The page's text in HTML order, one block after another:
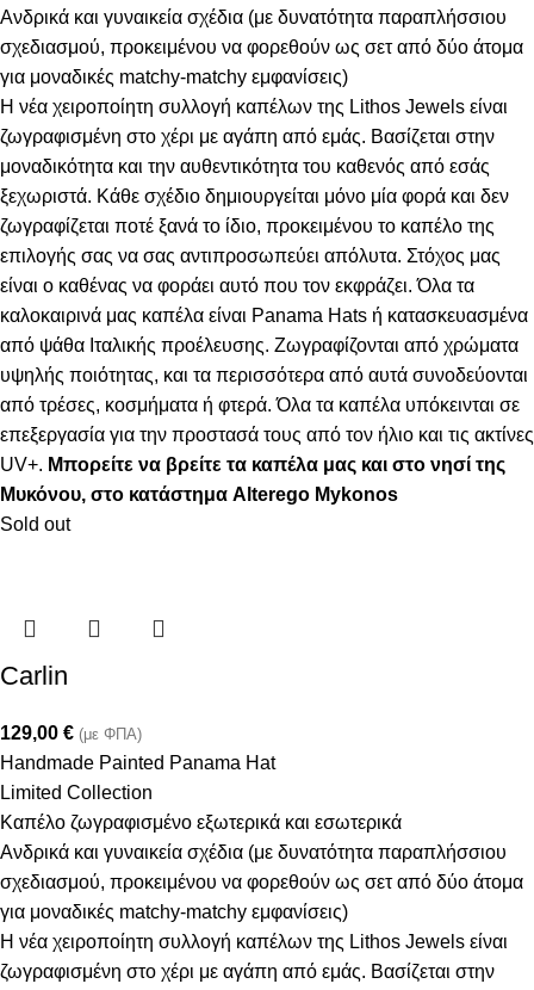
Ανδρικά και γυναικεία σχέδια (με δυνατότητα παραπλήσσιου
σχεδιασμού, προκειμένου να φορεθούν ως σετ από δύο άτομα
για μοναδικές matchy-matchy εμφανίσεις)
Η νέα χειροποίητη συλλογή καπέλων της Lithos Jewels είναι
ζωγραφισμένη στο χέρι με αγάπη από εμάς. Βασίζεται στην
μοναδικότητα και την αυθεντικότητα του καθενός από εσάς
ξεχωριστά. Κάθε σχέδιο δημιουργείται μόνο μία φορά και δεν
ζωγραφίζεται ποτέ ξανά το ίδιο, προκειμένου το καπέλο της
επιλογής σας να σας αντιπροσωπεύει απόλυτα. Στόχος μας
είναι ο καθένας να φοράει αυτό που τον εκφράζει. Όλα τα
καλοκαιρινά μας καπέλα είναι Panama Hats ή κατασκευασμένα
από ψάθα Ιταλικής προέλευσης. Ζωγραφίζονται από χρώματα
υψηλής ποιότητας, και τα περισσότερα από αυτά συνοδεύονται
από τρέσες, κοσμήματα ή φτερά. Όλα τα καπέλα υπόκεινται σε
επεξεργασία για την προστασά τους από τον ήλιο και τις ακτίνες
UV+. Μπορείτε να βρείτε τα καπέλα μας και στο νησί της
Μυκόνου, στο κατάστημα Alterego Mykonos
Sold out
Carlin
129,00 € (με ΦΠΑ)
Handmade Painted Panama Hat
Limited Collection
Καπέλο ζωγραφισμένο εξωτερικά και εσωτερικά
Ανδρικά και γυναικεία σχέδια (με δυνατότητα παραπλήσσιου
σχεδιασμού, προκειμένου να φορεθούν ως σετ από δύο άτομα
για μοναδικές matchy-matchy εμφανίσεις)
Η νέα χειροποίητη συλλογή καπέλων της Lithos Jewels είναι
ζωγραφισμένη στο χέρι με αγάπη από εμάς. Βασίζεται στην